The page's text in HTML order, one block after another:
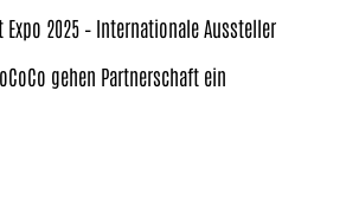
Expo 2025 – Internationale Aussteller
gehen Partnerschaft ein